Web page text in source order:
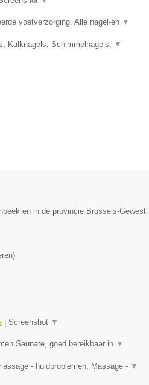
voetverzorging. Alle nagel-en ▼
Kalknagels, Schimmelnagels, ▼
en in de provincie Brussels-Gewest.
)
| Screenshot ▼
Saunate, goed bereikbaar in ▼
- huidproblemen, Massage - ▼